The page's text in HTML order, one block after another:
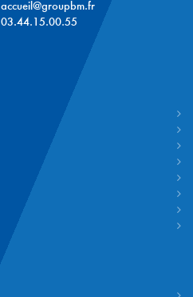
accueil@groupbm.fr
03.44.15.00.55